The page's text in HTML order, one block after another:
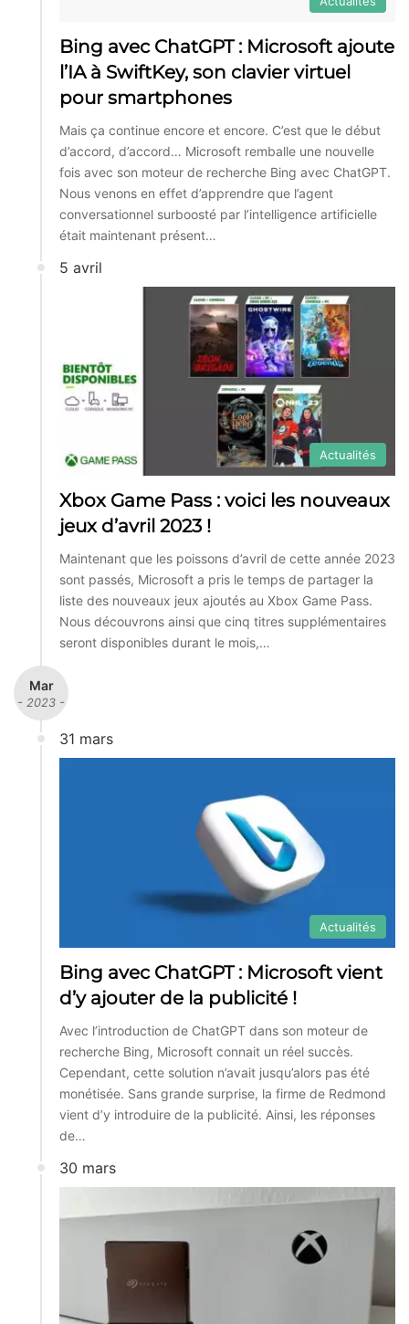
Bing avec ChatGPT : Microsoft ajoute
l’IA à SwiftKey, son clavier virtuel
pour smartphones
Mais ça continue encore et encore. C’est que le début
d’accord, d’accord… Microsoft remballe une nouvelle
fois avec son moteur de recherche Bing avec ChatGPT.
Nous venons en effet d’apprendre que l’agent
conversationnel surboosté par l’intelligence artificielle
était maintenant présent…
5 avril
Actualités
Xbox Game Pass : voici les nouveaux
jeux d’avril 2023 !
Maintenant que les poissons d’avril de cette année 2023
sont passés, Microsoft a pris le temps de partager la
liste des nouveaux jeux ajoutés au Xbox Game Pass.
Nous découvrons ainsi que cinq titres supplémentaires
seront disponibles durant le mois,…
Mar
- 2023 -
31 mars
Actualités
Bing avec ChatGPT : Microsoft vient
d’y ajouter de la publicité !
Avec l’introduction de ChatGPT dans son moteur de
recherche Bing, Microsoft connait un réel succès.
Cependant, cette solution n’avait jusqu’alors pas été
monétisée. Sans grande surprise, la firme de Redmond
vient d’y introduire de la publicité. Ainsi, les réponses
de…
30 mars